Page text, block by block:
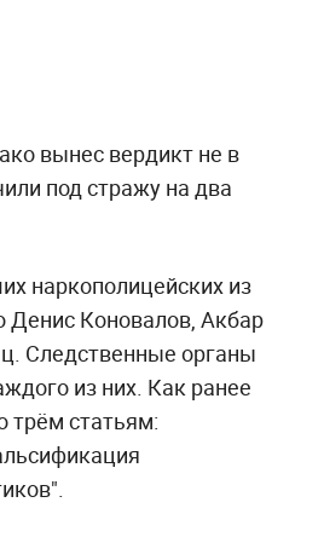
вынес вердикт не в
под стражу на два
наркополицейских из
Коновалов, Акбар
Следственные органы
из них. Как ранее
трём статьям: